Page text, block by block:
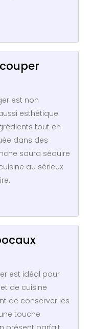
est non
esthétique.
tout en
dans des
saura séduire
au sérieux
est idéal pour
de cuisine
de conserver les
touche